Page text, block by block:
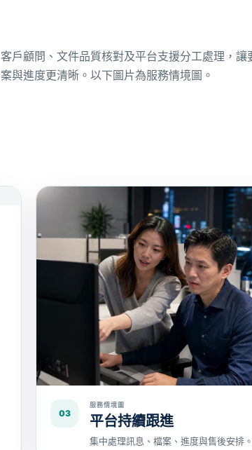
客戶顧問、文件品質核對及平台支援分工處理，讓
案與進度更清晰。以下圖片為服務情境圖。
03
服務情境圖
平台持續跟進
集中處理訊息、檔案、進度與售後安排。